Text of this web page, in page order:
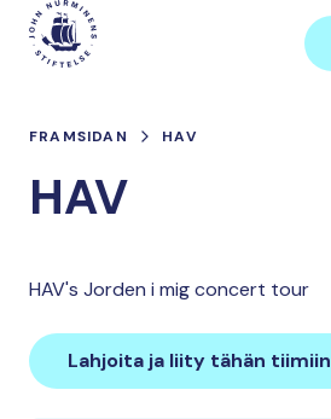
Hoppa
innehåll
Main
FRAMSIDAN HAV
HAV
HAV's Jorden i mig concert tour
Lahjoita ja liity tähän tiimiin